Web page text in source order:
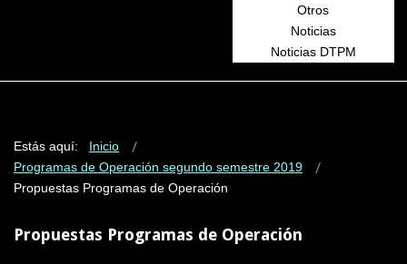
Otros
Noticias
Noticias DTPM
Estás aquí:
Inicio
Programas de Operación segundo semestre 2019
Propuestas Programas de Operación
Propuestas Programas de Operación